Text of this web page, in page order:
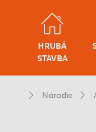
HRUBÁ
STAVBA
Náradie